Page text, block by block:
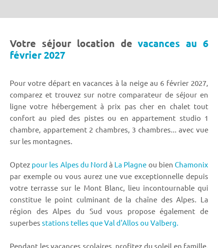
Votre séjour location devacances au 6
février 2027
Pour votre départ en vacances à la neige au 6 février 2027,
comparez et trouvez sur notre comparateur de séjour en
ligne votre hébergement à prix pas cher en chalet tout
confort au pied des pistes ou en appartement studio 1
chambre, appartement 2 chambres, 3 chambres... avec vue
sur les montagnes.
Optez pour les Alpes du Nord à La Plagne ou bienChamonix
par exemple ou vous aurez une vue exceptionnelle depuis
votre terrasse sur le Mont Blanc, lieu incontournable qui
constitue le point culminant de la chaîne des Alpes. La
région des Alpes du Sud vous propose également de
superbes stations telles que Val d'Allos ou Valberg.
Pendant les vacances scolaires, profitez du soleil en famille,